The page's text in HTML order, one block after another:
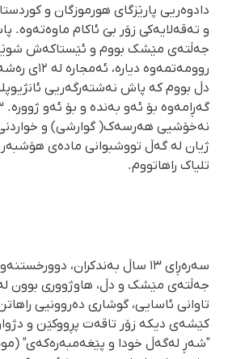
دادوەریی پارێزگای هورموزگان و
و تەقەلایەکی زۆر بێ ئاکام
جەڵتەی مێشک بووم و ئێستاکەش
روومەتمەوە
دڵ بووم کە پاش نەشتەرگەریی
نەخۆشیی هەرسەک( گوارشی) و خواردنی
ژیان لە گەڵ تووشبوانی مادەی
تلیاک راهاتووم.
سەرەڕای ١٣ ساڵ بەندکران،
جەڵتەی مێشک و دڵ، هاوژووری بوون
تاوانی ئاسایی، گوشاری دەروونیی
کێشەی دیکە زۆر تاقەت پڕووکێن و
"شەڕ لەگەڵ خودا و پێغەمبەرەکەی"